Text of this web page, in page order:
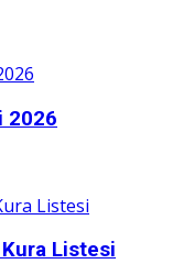
2026
Listesi